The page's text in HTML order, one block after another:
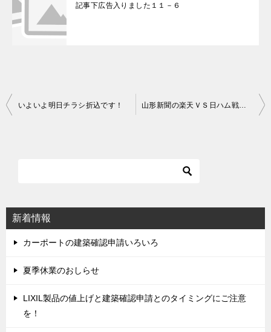
記事下広告入りました１１－６
シ
ョ
ン
いよいよ明日チラシ折込です！ 山形新聞の楽天ＶＳ日ハム戦告知広告に載りました＾＾
新着情報
カーポートの建築確認申請いろいろ
夏季休業のおしらせ
LIXIL製品の値上げと建築確認申請とのタイミングにご注意
を！